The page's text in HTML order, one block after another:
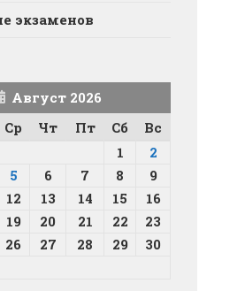
экзаменов
Август 2026
Ср Чт Пт Сб
Вс
1
2
5 6 7 8
9
12 13 14 15
16
19 20 21 22
23
26 27 28 29
30